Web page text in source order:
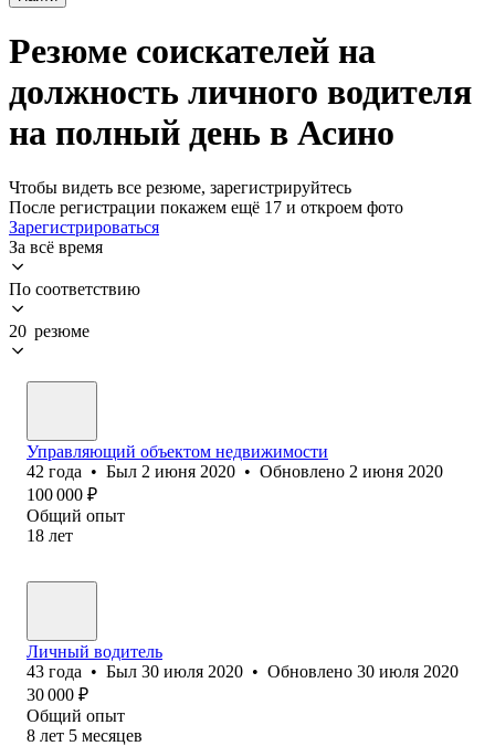
Резюме соискателей на
должность личного водителя
на полный день в Асино
Чтобы видеть все резюме, зарегистрируйтесь
После регистрации покажем ещё 17 и откроем фото
Зарегистрироваться
За всё время
По соответствию
20 резюме
Управляющий объектом недвижимости
42 года • Был 2 июня 2020 • Обновлено 2 июня 2020
100 000 ₽
Общий опыт
18 лет
Личный водитель
43 года • Был 30 июля 2020 • Обновлено 30 июля 2020
30 000 ₽
Общий опыт
8 лет 5 месяцев